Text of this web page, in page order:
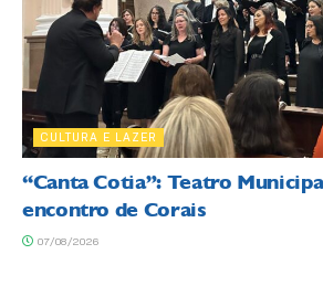
CULTURA E LAZER
“Canta Cotia”: Teatro
encontro de Corais
07/08/2026